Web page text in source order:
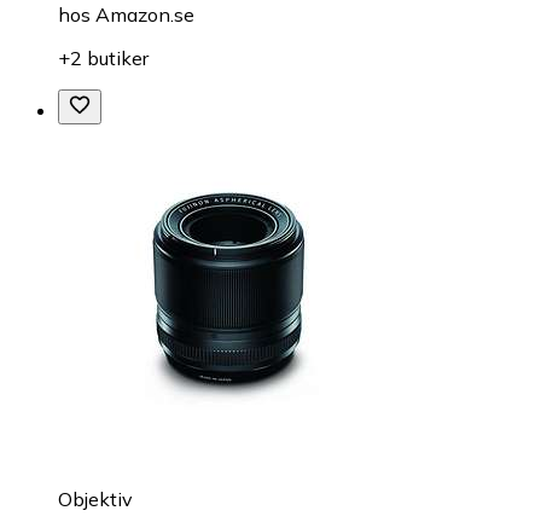
hos Amazon.se
+2 butiker
Objektiv